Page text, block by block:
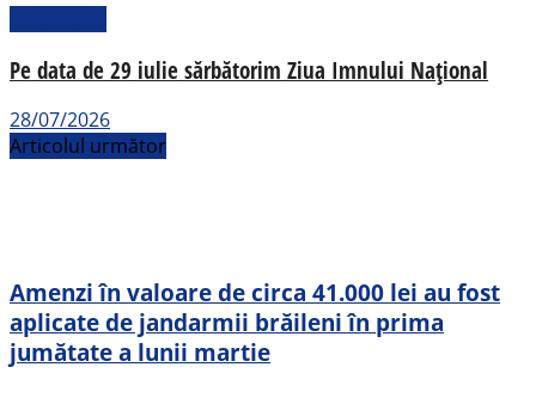
Pe data de 29 iulie sărbătorim Ziua Imnului Național
28/07/2026
Articolul următor
Amenzi în valoare de circa 41.000 lei au fost
aplicate de jandarmii brăileni în prima
jumătate a lunii martie